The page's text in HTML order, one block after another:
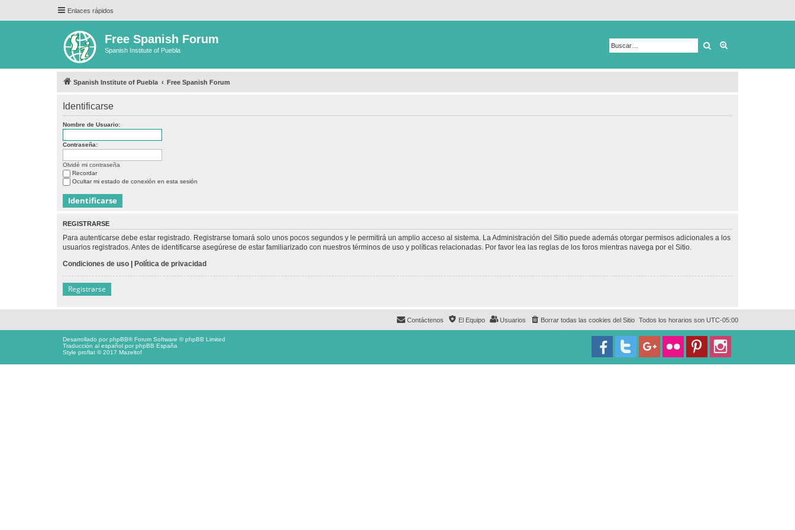
Enlaces rápidos
Free Spanish Forum
Spanish Institute of Puebla Buscar
Spanish Institute of Puebla Free Spanish Forum
Identificarse
Nombre de Usuario:
Contraseña:
Olvidé mi contraseña
Recordar
Ocultar mi estado de conexión en esta sesión
REGISTRARSE
Para autenticarse debe estar registrado. Registrarse tomará solo unos pocos segundos y le permitirá un amplio acceso al sistema. La Administración del Sitio puede además otorgar permisos adicionales a los
usuarios registrados. Antes de identificarse asegúrese de estar familiarizado con nuestros términos de uso y políticas relacionadas. Por favor lea las reglas de los foros mientras navega por el Sitio.
Condiciones de uso | Política de privacidad
Registrarse
Todos los horarios son UTC-05:00
Borrar todas las cookies del Sitio
Usuarios
El Equipo
Contáctenos
Desarrollado porphpBB® Forum Software © phpBB Limited
Traducción al español porphpBB España
Style proflat © 2017 Mazeltof